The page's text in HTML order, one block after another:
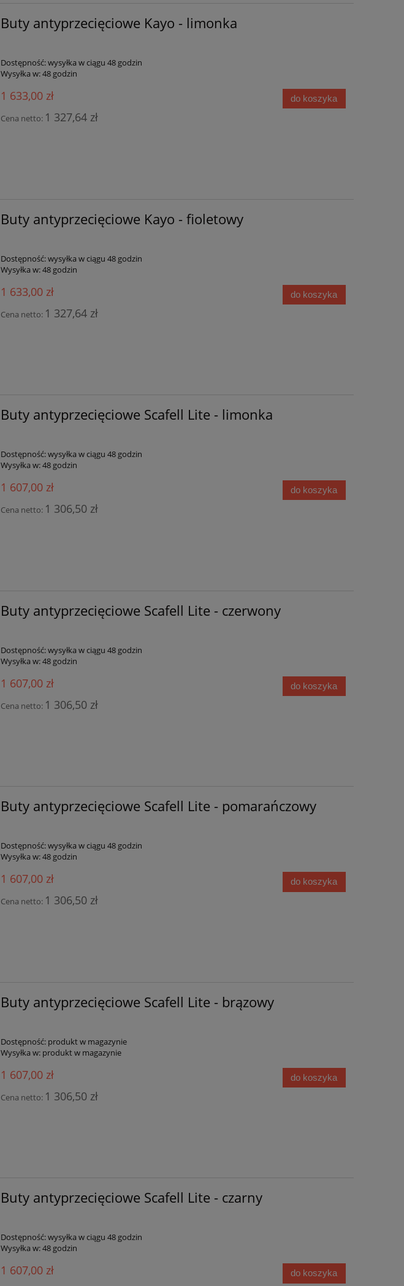
Buty antyprzecięciowe Kayo - limonka
Dostępność:wysyłka w ciągu 48 godzin
Wysyłka w:48 godzin
1 633,00 zł
Cena netto: 1 327,64 zł
do koszyka
Buty antyprzecięciowe Kayo - fioletowy
Dostępność:wysyłka w ciągu 48 godzin
Wysyłka w:48 godzin
1 633,00 zł
Cena netto: 1 327,64 zł
do koszyka
Buty antyprzecięciowe Scafell Lite - limonka
Dostępność:wysyłka w ciągu 48 godzin
Wysyłka w:48 godzin
1 607,00 zł
Cena netto: 1 306,50 zł
do koszyka
Buty antyprzecięciowe Scafell Lite - czerwony
Dostępność:wysyłka w ciągu 48 godzin
Wysyłka w:48 godzin
1 607,00 zł
Cena netto: 1 306,50 zł
do koszyka
Buty antyprzecięciowe Scafell Lite - pomarańczowy
Dostępność:wysyłka w ciągu 48 godzin
Wysyłka w:48 godzin
1 607,00 zł
Cena netto: 1 306,50 zł
do koszyka
Buty antyprzecięciowe Scafell Lite - brązowy
Dostępność: produkt w magazynie
Wysyłka w: produkt w magazynie
1 607,00 zł
Cena netto: 1 306,50 zł
do koszyka
Buty antyprzecięciowe Scafell Lite - czarny
Dostępność:wysyłka w ciągu 48 godzin
Wysyłka w:48 godzin
1 607,00 zł
do koszyka